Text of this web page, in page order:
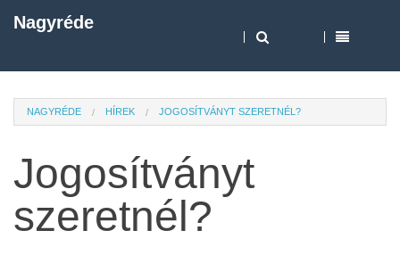
Nagyréde
NAGYRÉDE HÍREK JOGOSÍTVÁNYT SZERETNÉL?
Jogosítványt
szeretnél?